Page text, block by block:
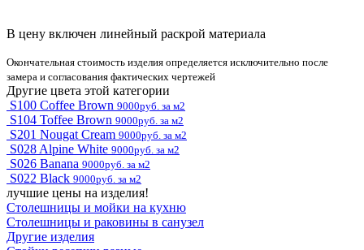
В цену включен линейный раскрой материала
Окончательная стоимость изделия определяется исключительно после
замера и согласования фактических чертежей
Другие цвета этой категории
S100 Coffee Brown 9000руб. за м2
S104 Toffee Brown 9000руб. за м2
S201 Nougat Cream 9000руб. за м2
S028 Alpine White 9000руб. за м2
S026 Banana 9000руб. за м2
S022 Black 9000руб. за м2
лучшие цены на изделия!
Столешницы и мойки на кухню
Столешницы и раковины в санузел
Другие изделия